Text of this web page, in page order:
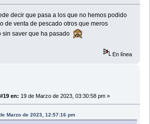
decir que pasa a los que no hemos podido
de venta de pescado otros que meros
saver que ha pasado
En línea
en: 19 de Marzo de 2023, 03:30:58 pm »
Marzo de 2023, 12:57:16 pm